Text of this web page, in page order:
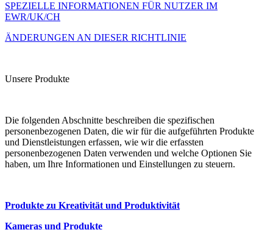
SPEZIELLE INFORMATIONEN FÜR NUTZER IM
EWR/UK/CH
ÄNDERUNGEN AN DIESER RICHTLINIE
Unsere Produkte
Die folgenden Abschnitte beschreiben die spezifischen
personenbezogenen Daten, die wir für die aufgeführten Produkte
und Dienstleistungen erfassen, wie wir die erfassten
personenbezogenen Daten verwenden und welche Optionen Sie
haben, um Ihre Informationen und Einstellungen zu steuern.
Produkte zu Kreativität und Produktivität
Kameras und Produkte